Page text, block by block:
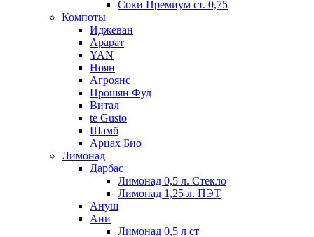
Соки Премиум ст. 0,75
Компоты
Иджеван
Арарат
YAN
Ноян
Агроянс
Прошян Фуд
Витал
te Gusto
Шамб
Арцах Био
Лимонад
Дарбас
Лимонад 0,5 л. Стекло
Лимонад 1,25 л. ПЭТ
Ануш
Ани
Лимонад 0,5 л ст